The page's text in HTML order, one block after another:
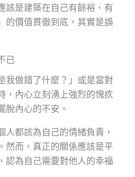
該是建築在自己有餘裕、有
的價值貫徹到底，其實是誤
已
我做錯了什麼？」或是當對
，內心立刻湧上強烈的愧疚
脫內心的不安。
都該為自己的情緒負責，
然而，真正的關係應該是平
認為自己需要對他人的幸福